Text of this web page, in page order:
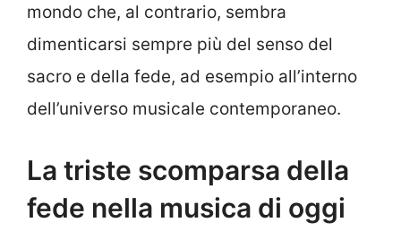
mondo che, al contrario, sembra
dimenticarsi sempre più del senso del
sacro e della fede, ad esempio all’interno
dell’universo musicale contemporaneo.
La triste scomparsa della
fede nella musica di oggi